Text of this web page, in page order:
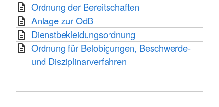
Ordnung der Bereitschaften
Anlage zur OdB
Dienstbekleidungsordnung
Ordnung für Belobigungen, Beschwerde-
und Disziplinarverfahren